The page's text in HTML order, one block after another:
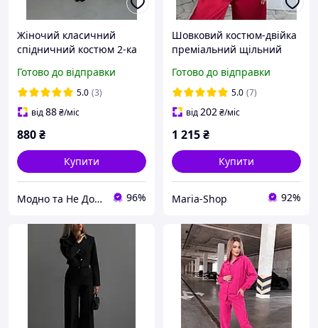
Жіночий класичний
спідничний костюм 2-ка
сорочка+спідниця).
Повсякденний костюм з
білими вставками
Готово до відправки
5.0 (3)
від88₴/міс
880₴
Купити
Модно та Не Дорого 96%
Шовковий костюм-двійка
преміальний щільний
струмливий силует Арт.
379
Готово до відправки
5.0 (7)
від202₴/міс
1 215₴
Купити
Maria-Shop 92%